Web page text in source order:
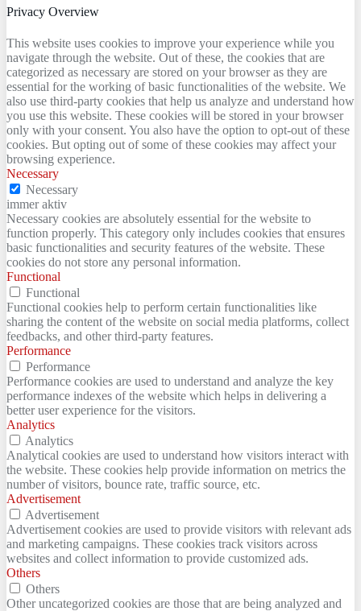
Privacy Overview
This website uses cookies to improve your experience while you
navigate through the website. Out of these, the cookies that are
categorized as necessary are stored on your browser as they are
essential for the working of basic functionalities of the website. We
also use third-party cookies that help us analyze and understand how
you use this website. These cookies will be stored in your browser
only with your consent. You also have the option to opt-out of these
cookies. But opting out of some of these cookies may affect your
browsing experience.
Necessary
Necessary
immer aktiv
Necessary cookies are absolutely essential for the website to
function properly. This category only includes cookies that ensures
basic functionalities and security features of the website. These
cookies do not store any personal information.
Functional
Functional
Functional cookies help to perform certain functionalities like
sharing the content of the website on social media platforms, collect
feedbacks, and other third-party features.
Performance
Performance
Performance cookies are used to understand and analyze the key
performance indexes of the website which helps in delivering a
better user experience for the visitors.
Analytics
Analytics
Analytical cookies are used to understand how visitors interact with
the website. These cookies help provide information on metrics the
number of visitors, bounce rate, traffic source, etc.
Advertisement
Advertisement
Advertisement cookies are used to provide visitors with relevant ads
and marketing campaigns. These cookies track visitors across
websites and collect information to provide customized ads.
Others
Others
Other uncategorized cookies are those that are being analyzed and